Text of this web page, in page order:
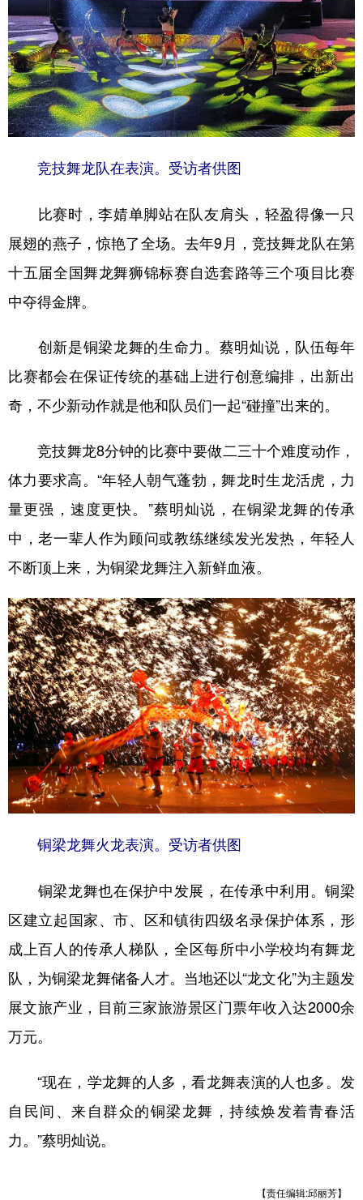
竞技舞龙队在表演。受访者供图
比赛时，李婧单脚站在队友肩头，轻盈得像一只
展翅的燕子，惊艳了全场。去年9月，竞技舞龙队在第
十五届全国舞龙舞狮锦标赛自选套路等三个项目比赛
中夺得金牌。
创新是铜梁龙舞的生命力。蔡明灿说，队伍每年
比赛都会在保证传统的基础上进行创意编排，出新出
奇，不少新动作就是他和队员们一起“碰撞”出来的。
竞技舞龙8分钟的比赛中要做二三十个难度动作，
体力要求高。“年轻人朝气蓬勃，舞龙时生龙活虎，力
量更强，速度更快。”蔡明灿说，在铜梁龙舞的传承
中，老一辈人作为顾问或教练继续发光发热，年轻人
不断顶上来，为铜梁龙舞注入新鲜血液。
铜梁龙舞火龙表演。受访者供图
铜梁龙舞也在保护中发展，在传承中利用。铜梁
区建立起国家、市、区和镇街四级名录保护体系，形
成上百人的传承人梯队，全区每所中小学校均有舞龙
队，为铜梁龙舞储备人才。当地还以“龙文化”为主题发
展文旅产业，目前三家旅游景区门票年收入达2000余
万元。
“现在，学龙舞的人多，看龙舞表演的人也多。发
自民间、来自群众的铜梁龙舞，持续焕发着青春活
力。”蔡明灿说。
【责任编辑:邱丽芳】